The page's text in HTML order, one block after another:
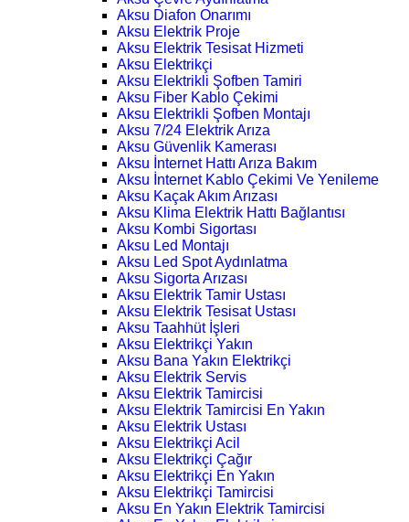
Aksu Diafon Onarımı
Aksu Elektrik Proje
Aksu Elektrik Tesisat Hizmeti
Aksu Elektrikçi
Aksu Elektrikli Şofben Tamiri
Aksu Fiber Kablo Çekimi
Aksu Elektrikli Şofben Montajı
Aksu 7/24 Elektrik Arıza
Aksu Güvenlik Kamerası
Aksu İnternet Hattı Arıza Bakım
Aksu İnternet Kablo Çekimi Ve Yenileme
Aksu Kaçak Akım Arızası
Aksu Klima Elektrik Hattı Bağlantısı
Aksu Kombi Sigortası
Aksu Led Montajı
Aksu Led Spot Aydınlatma
Aksu Sigorta Arızası
Aksu Elektrik Tamir Ustası
Aksu Elektrik Tesisat Ustası
Aksu Taahhüt İşleri
Aksu Elektrikçi Yakın
Aksu Bana Yakın Elektrikçi
Aksu Elektrik Servis
Aksu Elektrik Tamircisi
Aksu Elektrik Tamircisi En Yakın
Aksu Elektrik Ustası
Aksu Elektrikçi Acil
Aksu Elektrikçi Çağır
Aksu Elektrikçi En Yakın
Aksu Elektrikçi Tamircisi
Aksu En Yakın Elektrik Tamircisi